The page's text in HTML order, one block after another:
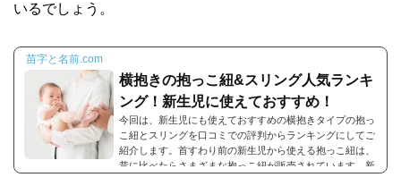
いるでしょう。
苗字と名前.com
横抱きの抱っこ紐&スリング人気ランキ
ング！新生児に使えておすすめ！
今回は、新生児にも使えておすすめの横抱きタイプの抱っ
こ紐とスリングを口コミでの評判からランキングにしてご
紹介します。首すわり前の新生児から使える抱っこ紐は、
昔に比べたらさまざまな抱っこ紐が販売されています。新